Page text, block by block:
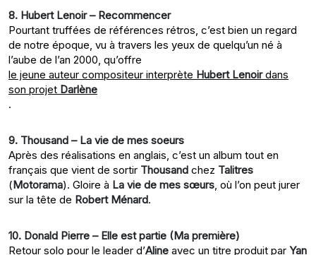
8. Hubert Lenoir – Recommencer
Pourtant truffées de références rétros, c’est bien un regard
de notre époque, vu à travers les yeux de quelqu’un né à
l’aube de l’an 2000, qu’offre
le jeune auteur compositeur interprète Hubert Lenoirdans
son projet Darlène
.
9. Thousand – La vie de mes soeurs
Après des réalisations en anglais, c’est un album tout en
français que vient de sortir Thousand chez Talitres
(Motorama). Gloire à La vie de mes sœurs, où l’on peut jurer
sur la tête de Robert Ménard.
10. Donald Pierre – Elle est partie (Ma première)
Retour solo pour le leader d’Aline avec un titre produit par Yan